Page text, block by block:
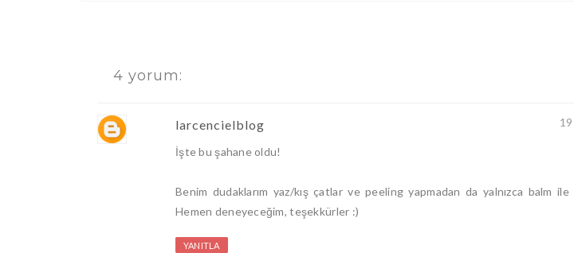
4 yorum:
larcencielblog
İşte bu şahane oldu!
Benim dudaklarım yaz/kış çatlar ve peeling yapmadan da yalnızca balm
Hemen deneyeceğim, teşekkürler :)
YANITLA